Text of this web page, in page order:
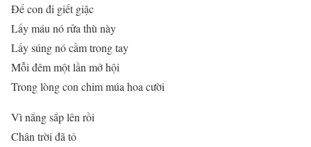
Để con đi giết giặc
Lấy máu nó rửa thù này
Lấy súng nó cầm trong tay
Mỗi đêm một lần mở hội
Trong lòng con chim múa hoa cười
Vì nắng sắp lên rồi
Chân trời đã tỏ